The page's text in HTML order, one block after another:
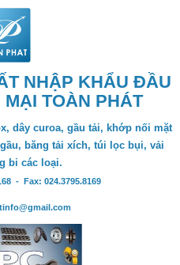
NHẬP KHẨU ĐẦU
TOÀN PHÁT
dây curoa, gầu tải, khớp nối mặt
băng tải xích, túi lọc bụi, vải
bi các loại.
- Fax: 024.3795.8169